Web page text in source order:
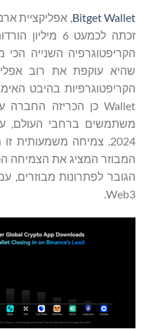
Bitget Wallet
זכתה לכמעט 6
המבוזר המציג את הצמיחה
הגובר לפתרונות מבוזרים,
Web3.